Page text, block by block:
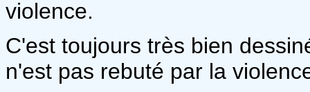
violence.
C'est toujours très bien
n'est pas rebuté par la